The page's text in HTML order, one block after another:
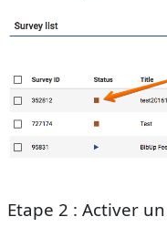
Etape 2 : Activer